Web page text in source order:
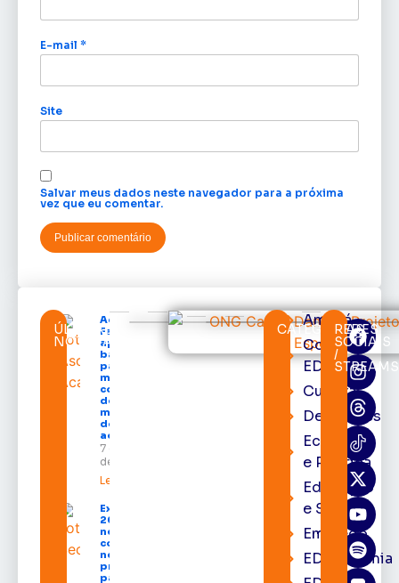
E-mail *
Site
Salvar meus dados neste navegador para a próxima
vez que eu comentar.
ÚLTIMAS
NOTÍCIAS
Acácio
Favacho
apresenta
balanço
parcial do
mandato
com mais
de R$ 668
milhões
destinados
ao Amapá
7 de agosto
de 2026
Leia mais »
Expofeira
2026 começa
neste sábado
com shows,
negócios e
programação
para todos os
CATEGORIAS
Amapá
Cortes
EDcast
Cultura
Destaques
Economia
e Política
Educação
e Saúde
Emprego
EDacademia
REDES
SOCIAIS
/
STREAMS